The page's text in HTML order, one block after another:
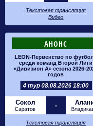
Текстовая трансляция
Видео
АНОНС
LEON-Первенство по
среди команд Второй Лиги
«Дивизион А» сезона 2026-
годов
4 тур 08.08.2026 18:00
Сокол
Саратов -
Текстовая трансляция